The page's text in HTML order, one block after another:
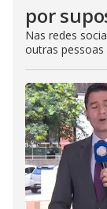
por
Nas redes
outras